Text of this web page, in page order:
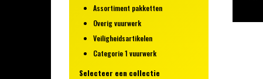
Assortiment pakketten
Overig vuurwerk
Veiligheidsartikelen
Categorie 1 vuurwerk
Selecteer een collectie